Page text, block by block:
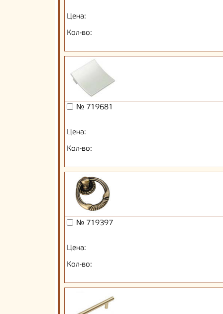
Цена:
Кол-во:
№ 719681
Цена:
Кол-во:
№ 719397
Цена:
Кол-во: